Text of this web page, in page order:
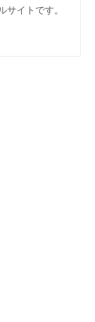
イトです。